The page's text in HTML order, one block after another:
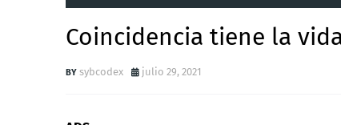
Coincidencia tiene la
sybcodex julio 29, 2021